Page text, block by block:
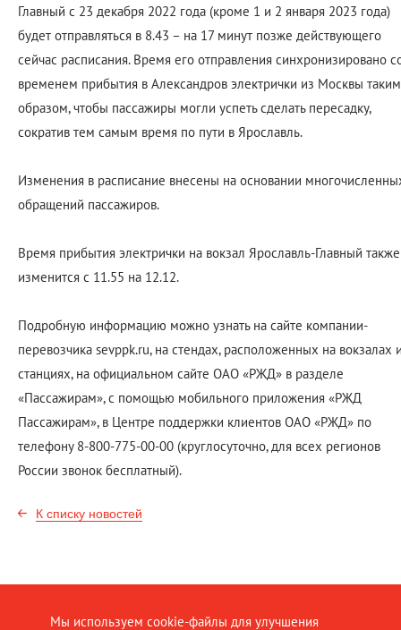
Мы используем cookie-файлы для улучшения
Главный с 23 декабря 2022 года (кроме 1 и 2 января 2023 года)
будет отправляться в 8.43 – на 17 минут позже действующего
сейчас расписания. Время его отправления синхронизировано
временем прибытия в Александров электрички из Москвы таким
образом, чтобы пассажиры могли успеть сделать пересадку,
сократив тем самым время по пути в Ярославль.
Изменения в расписание внесены на основании
обращений пассажиров.
Время прибытия электрички на вокзал Ярославль-Главный также
изменится с 11.55 на 12.12.
Подробную информацию можно узнать на сайте компании-
перевозчика sevppk.ru, на стендах, расположенных на вокзалах
станциях, на официальном сайте ОАО «РЖД» в разделе
«Пассажирам», с помощью мобильного приложения «РЖД
Пассажирам», в Центре поддержки клиентов ОАО «РЖД» по
телефону 8-800-775-00-00 (круглосуточно, для всех регионов
России звонок бесплатный).
К списку новостей